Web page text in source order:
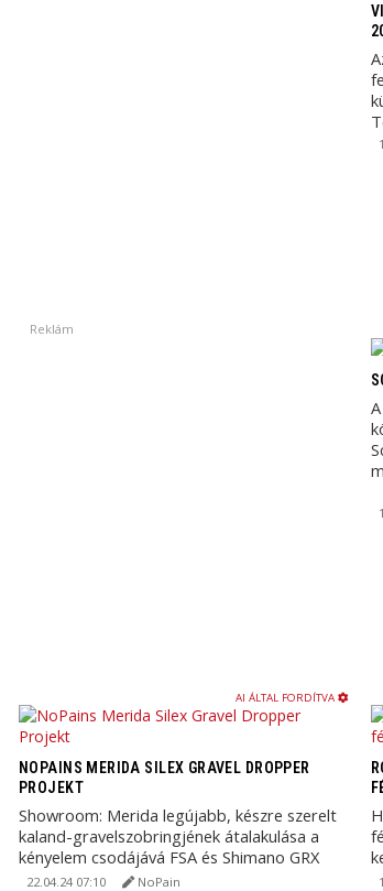
Reklám
AI ÁLTAL FORDÍTVA
NOPAINS MERIDA SILEX GRAVEL DROPPER
PROJEKT
Showroom: Merida legújabb, készre szerelt
kaland-gravelszobringjének átalakulása a
kényelem csodájává FSA és Shimano GRX
1x12 segítségével.
22.04.24 07:10 NoPain